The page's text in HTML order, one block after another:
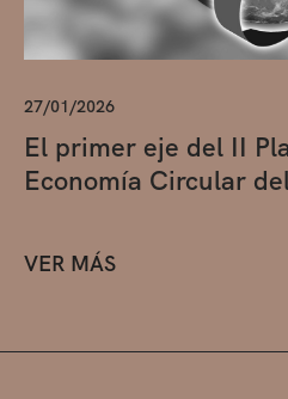
27/01/2026
El primer eje del II
Economía Circular
VER MÁS